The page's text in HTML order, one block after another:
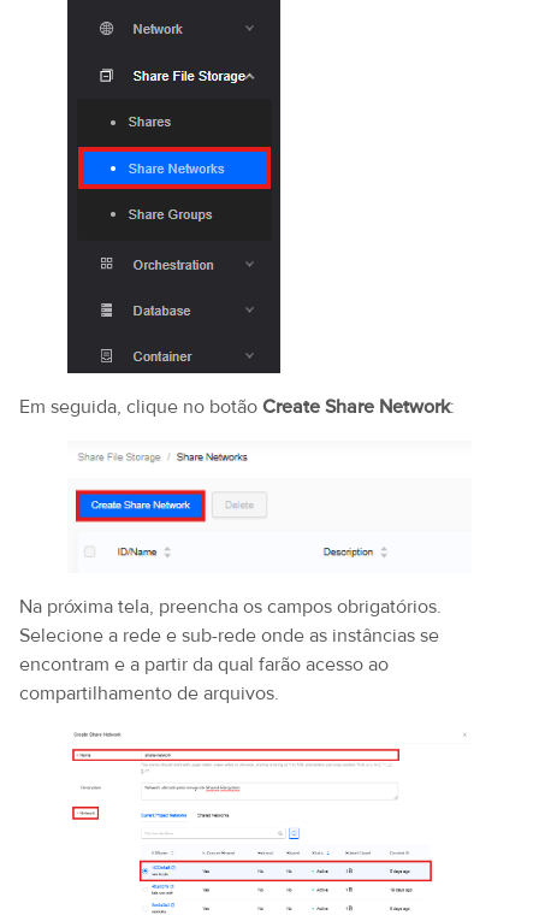
Em seguida, clique no botão Create Share Network:
Na próxima tela, preencha os campos obrigatórios.
Selecione a rede e sub-rede onde as instâncias se
encontram e a partir da qual farão acesso ao
compartilhamento de arquivos.